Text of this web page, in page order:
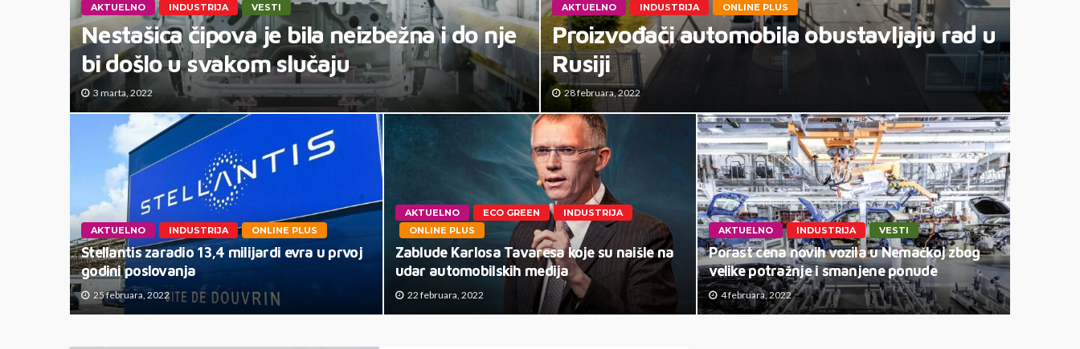
AKTUELNO INDUSTRIJA VESTI
Nestašica čipova je bila neizbežna i do nje
bi došlo u svakom slučaju
3 marta, 2022
AKTUELNO INDUSTRIJA ONLINE PLUS
Proizvođači automobila obustavljaju rad u
Rusiji
28 februara, 2022
AKTUELNO INDUSTRIJA ONLINE PLUS
Stellantis zaradio 13,4 milijardi evra u prvoj
godini poslovanja
25 februara, 2022
AKTUELNO ECO GREEN
INDUSTRIJA
ONLINE PLUS
Zablude Karlosa Tavaresa koje su naišle na
udar automobilskih medija
22 februara, 2022
AKTUELNO INDUSTRIJA VESTI
Porast cena novih vozila u Nemačkoj zbog
velike potražnje i smanjene ponude
4 februara, 2022